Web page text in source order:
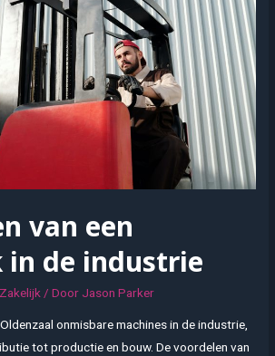
van een
de industrie
Zakelijk / Door Jason Parker
onmisbare machines in de industrie,
tot productie en bouw. De voordelen van